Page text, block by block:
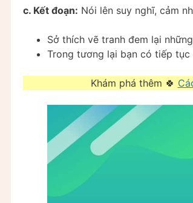
c. Kết đoạn: Nói lên suy nghĩ, cảm
Sở thích vẽ tranh đem lại
Trong tương lại bạn có tiếp tục
Khám phá thêm 🍀